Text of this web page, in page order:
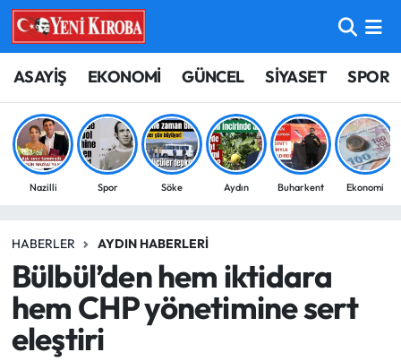
ASAYİŞ EKONOMİ GÜNCEL SİYASET SPOR
Nazilli Spor Söke Aydın Buharkent Ekonomi
HABERLER AYDIN HABERLERI
Bülbül’den hem iktidara
hem CHP yönetimine sert
eleştiri
ASAYİŞ
BİLİM-TEKNOLOJİ
ÇEVRE
EĞİTİM
EKONOMİ
GÜNCEL
Aydın Nöbetçi Eczaneler
Aydın Hava Durumu
Aydin Namaz Vakitleri
Süper Lig Puan Durumu ve Fikstür
Tüm Manşetler
Son Dakika Haberleri